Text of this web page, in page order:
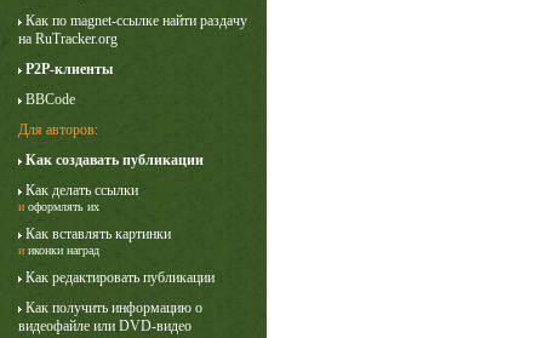
Как по magnet-ссылке найти раздачу
на RuTracker.org
P2P-клиенты
BBCode
Для авторов:
Как создавать публикации
Как делать ссылки
и оформлять их
Как вставлять картинки
и иконки наград
Как редактировать публикации
Как получить информацию о
видеофайле или DVD-видео